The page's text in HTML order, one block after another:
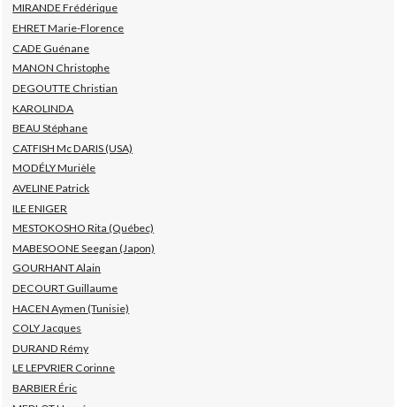
MIRANDE Frédérique
EHRET Marie-Florence
CADE Guénane
MANON Christophe
DEGOUTTE Christian
KAROLINDA
BEAU Stéphane
CATFISH Mc DARIS (USA)
MODÉLY Murièle
AVELINE Patrick
ILE ENIGER
MESTOKOSHO Rita (Québec)
MABESOONE Seegan (Japon)
GOURHANT Alain
DECOURT Guillaume
HACEN Aymen (Tunisie)
COLY Jacques
DURAND Rémy
LE LEPVRIER Corinne
BARBIER Éric